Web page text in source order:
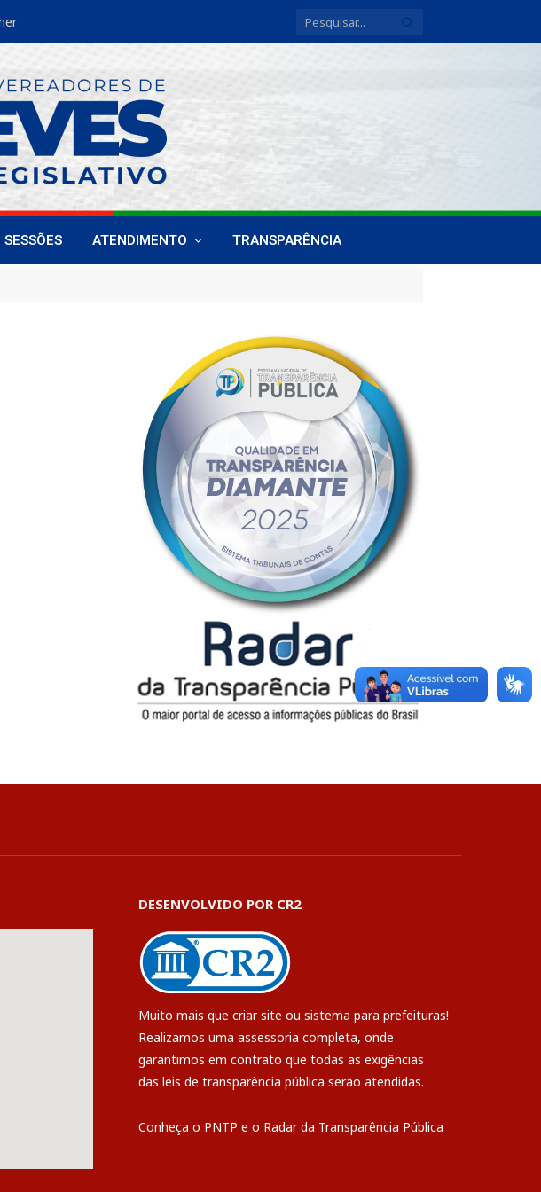
SESSÕES ATENDIMENTO TRANSPARÊNCIA
DESENVOLVIDO POR CR2
Muito mais que criar site ou sistema para prefeituras!
Realizamos uma assessoria completa, onde
garantimos em contrato que todas as exigências
das leis de transparência pública serão atendidas.
Conheça o PNTP e o Radar da Transparência Pública